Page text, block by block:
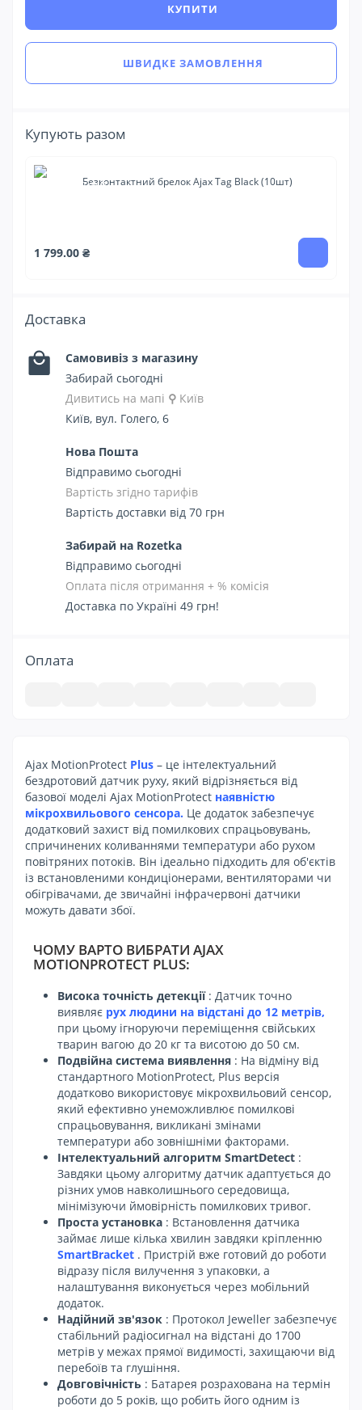
КУПИТИ
ШВИДКЕ ЗАМОВЛЕННЯ
Купують разом
Безконтактний брелок Ajax Tag Black (10шт)
1 799.00 ₴
Доставка
Самовивіз з магазину
Забирай сьогодні
Дивитись на мапі ⚲ Київ
Київ, вул. Голего, 6
Нова Пошта
Відправимо сьогодні
Вартість згідно тарифів
Вартість доставки від 70 грн
Забирай на Rozetka
Відправимо сьогодні
Оплата після отримання + % комісія
Доставка по Україні 49 грн!
Оплата
Ajax MotionProtect Plus – це інтелектуальний
бездротовий датчик руху, який відрізняється від
базової моделі Ajax MotionProtect наявністю
мікрохвильового сенсора. Це додаток забезпечує
додатковий захист від помилкових спрацьовувань,
спричинених коливаннями температури або рухом
повітряних потоків. Він ідеально підходить для об'єктів
із встановленими кондиціонерами, вентиляторами чи
обігрівачами, де звичайні інфрачервоні датчики
можуть давати збої.
ЧОМУ ВАРТО ВИБРАТИ AJAX
MOTIONPROTECT PLUS:
Висока точність детекції: Датчик точно
виявляє рух людини на відстані до 12 метрів,
при цьому ігноруючи переміщення свійських
тварин вагою до 20 кг та висотою до 50 см.
Подвійна система виявлення : На відміну від
стандартного MotionProtect, Plus версія
додатково використовує мікрохвильовий сенсор,
який ефективно унеможливлює помилкові
спрацьовування, викликані змінами
температури або зовнішніми факторами.
Інтелектуальний алгоритм SmartDetect :
Завдяки цьому алгоритму датчик адаптується до
різних умов навколишнього середовища,
мінімізуючи ймовірність помилкових тривог.
Проста установка : Встановлення датчика
займає лише кілька хвилин завдяки кріпленню
SmartBracket . Пристрій вже готовий до роботи
відразу після вилучення з упаковки, а
налаштування виконується через мобільний
додаток.
Надійний зв'язок : Протокол Jeweller забезпечує
стабільний радіосигнал на відстані до 1700
метрів у межах прямої видимості, захищаючи від
перебоїв та глушіння.
Довговічність : Батарея розрахована на термін
роботи до 5 років, що робить його одним із